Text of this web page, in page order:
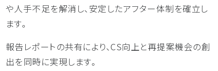
や人手不足を解消し、安定したアフター体制を確立し
ます。
報告レポートの共有により、CS向上と再提案機会の創
出を同時に実現します。